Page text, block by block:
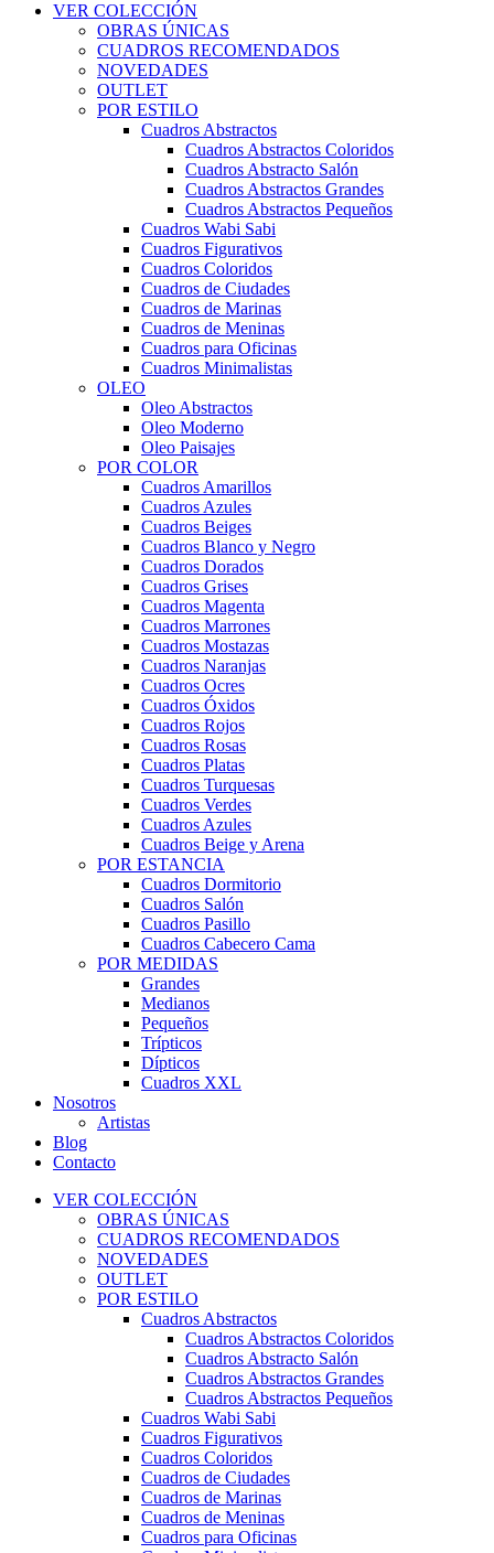
VER COLECCIÓN
OBRAS ÚNICAS
CUADROS RECOMENDADOS
NOVEDADES
OUTLET
POR ESTILO
Cuadros Abstractos
Cuadros Abstractos Coloridos
Cuadros Abstracto Salón
Cuadros Abstractos Grandes
Cuadros Abstractos Pequeños
Cuadros Wabi Sabi
Cuadros Figurativos
Cuadros Coloridos
Cuadros de Ciudades
Cuadros de Marinas
Cuadros de Meninas
Cuadros para Oficinas
Cuadros Minimalistas
OLEO
Oleo Abstractos
Oleo Moderno
Oleo Paisajes
POR COLOR
Cuadros Amarillos
Cuadros Azules
Cuadros Beiges
Cuadros Blanco y Negro
Cuadros Dorados
Cuadros Grises
Cuadros Magenta
Cuadros Marrones
Cuadros Mostazas
Cuadros Naranjas
Cuadros Ocres
Cuadros Óxidos
Cuadros Rojos
Cuadros Rosas
Cuadros Platas
Cuadros Turquesas
Cuadros Verdes
Cuadros Azules
Cuadros Beige y Arena
POR ESTANCIA
Cuadros Dormitorio
Cuadros Salón
Cuadros Pasillo
Cuadros Cabecero Cama
POR MEDIDAS
Grandes
Medianos
Pequeños
Trípticos
Dípticos
Cuadros XXL
Nosotros
Artistas
Blog
Contacto
VER COLECCIÓN
OBRAS ÚNICAS
CUADROS RECOMENDADOS
NOVEDADES
OUTLET
POR ESTILO
Cuadros Abstractos
Cuadros Abstractos Coloridos
Cuadros Abstracto Salón
Cuadros Abstractos Grandes
Cuadros Abstractos Pequeños
Cuadros Wabi Sabi
Cuadros Figurativos
Cuadros Coloridos
Cuadros de Ciudades
Cuadros de Marinas
Cuadros de Meninas
Cuadros para Oficinas